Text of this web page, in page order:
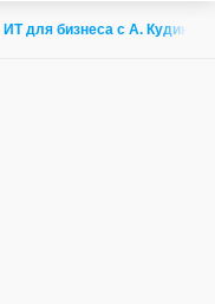
ИТ для бизнеса с А.